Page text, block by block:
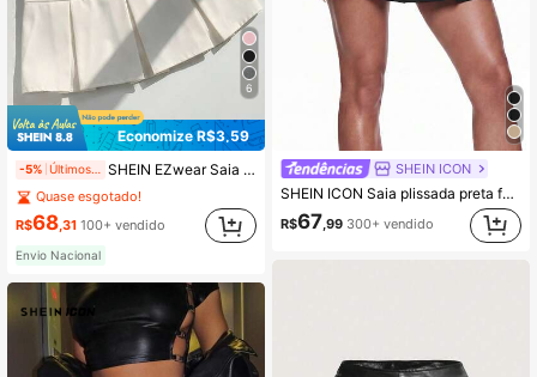
6
Economize R$3,59
-5% SHEIN EZwear Saia Plissada com Detalhe de Cintura Larga e Dobra
Quase esgotado!
R$68 ,31 100+ vendido
Envio Nacional
SHEIN ICON
SHEIN ICON Saia plissada preta fofa de moda doce e estilo de rua para uso no trabalho, cintura super baixa, para mulheres
R$67,99 300+ vendido